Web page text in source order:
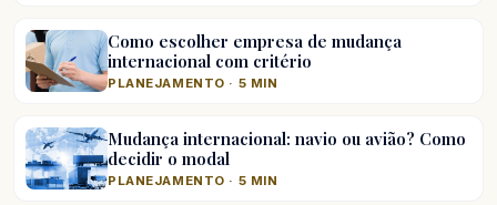
Como escolher empresa de mudança
internacional com critério
PLANEJAMENTO · 5 MIN
Mudança internacional: navio ou avião? Como
decidir o modal
PLANEJAMENTO · 5 MIN